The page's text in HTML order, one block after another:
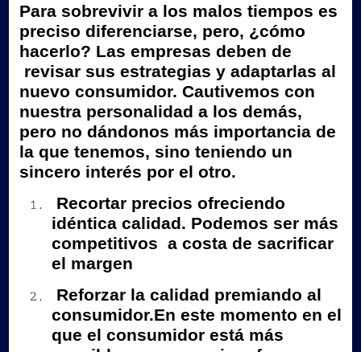
para
diferenciarte
y
que
tu
cliente
no
se
Para sobrevivir a los malos tiempos es
preciso diferenciarse, pero, ¿cómo
hacerlo? Las empresas deben de
revisar sus estrategias y adaptarlas al
nuevo consumidor. Cautivemos con
nuestra personalidad a los demás,
pero no dándonos más importancia de
la que tenemos, sino teniendo un
sincero interés por el otro.
Recortar precios ofreciendo
idéntica calidad. Podemos ser más
competitivos a costa de sacrificar
el margen
Reforzar la calidad premiando al
consumidor.En este momento en el
que el consumidor está más